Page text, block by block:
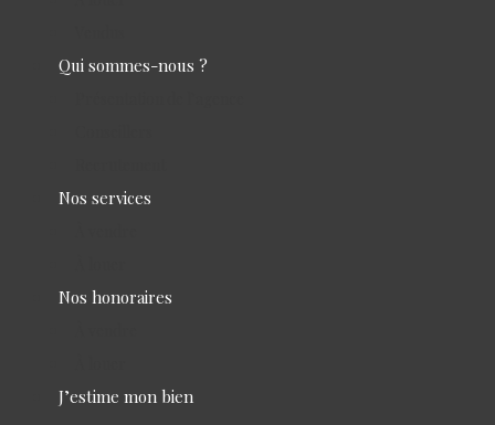
Qui sommes-nous ?
Nos services
Nos honoraires
J’estime mon bien